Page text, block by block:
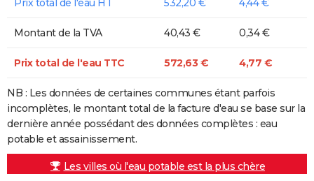
Montant de la TVA 40,43 € 0,34 €
Prix total de l'eau TTC 572,63 € 4,77 €
NB : Les données de certaines communes étant parfois
incomplètes, le montant total de la facture d'eau se base sur la
dernière année possédant des données complètes : eau
potable et assainissement.
Les villes où l'eau potable est la plus chère